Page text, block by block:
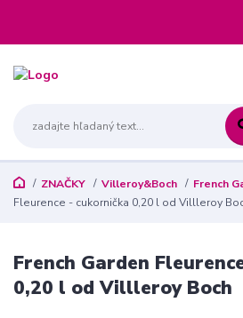
ZNAČKY Villeroy&Boch French
Fleurence - cukornička 0,20 l od Villleroy
French Garden
0,20 l od Villleroy Boch